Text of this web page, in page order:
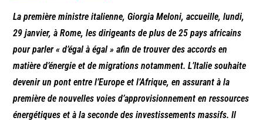
La première ministre italienne, Giorgia Meloni, accueille, lundi,
29 janvier, à Rome, les dirigeants de plus de 25 pays africains
pour parler « d’égal à égal » afin de trouver des accords en
matière d’énergie et de migrations notamment. L’Italie souhaite
devenir un pont entre l’Europe et l’Afrique, en assurant à la
première de nouvelles voies d’approvisionnement en ressources
énergétiques et à la seconde des investissements massifs. Il